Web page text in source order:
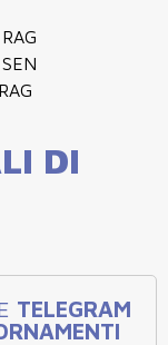
DI
TELEGRAM